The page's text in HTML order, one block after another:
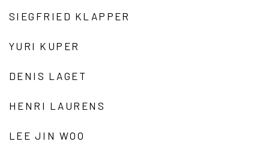
SIEGFRIED KLAPPER
YURI KUPER
DENIS LAGET
HENRI LAURENS
LEE JIN WOO